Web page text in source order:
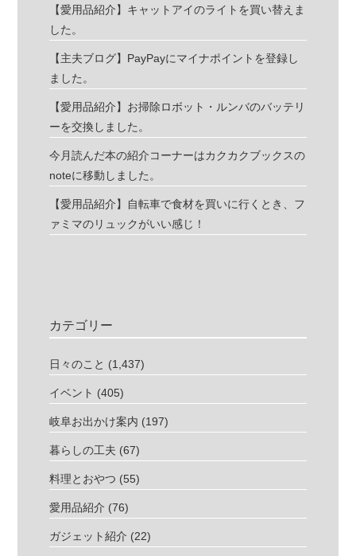
【愛用品紹介】キャットアイのライトを買い替えま
した。
【主夫ブログ】PayPayにマイナポイントを登録し
ました。
【愛用品紹介】お掃除ロボット・ルンバのバッテリ
ーを交換しました。
今月読んだ本の紹介コーナーはカクカクブックスの
noteに移動しました。
【愛用品紹介】自転車で食材を買いに行くとき、フ
ァミマのリュックがいい感じ！
カテゴリー
日々のこと (1,437)
イベント (405)
岐阜お出かけ案内 (197)
暮らしの工夫 (67)
料理とおやつ (55)
愛用品紹介 (76)
ガジェット紹介 (22)